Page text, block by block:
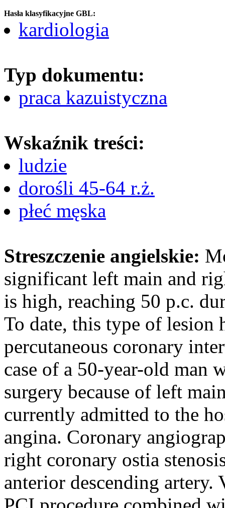
Hasła klasyfikacyjne GBL:
kardiologia
Typ dokumentu:
praca kazuistyczna
Wskaźnik treści:
ludzie
dorośli 45-64 r.ż.
płeć męska
Streszczenie angielskie:
significant left main and
is high, reaching 50 p.c.
To date, this type of lesion
percutaneous coronary
case of a 50-year-old man
surgery because of left
currently admitted to the
angina. Coronary
right coronary ostia
anterior descending artery.